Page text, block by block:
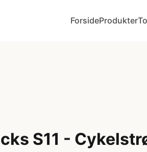
ForsideProdukter
S11 -